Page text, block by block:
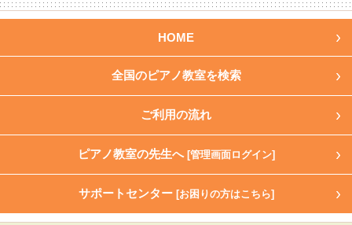
HOME
全国のピアノ教室を検索
ご利用の流れ
ピアノ教室の先生へ [管理画面ログイン]
サポートセンター [お困りの方はこちら]